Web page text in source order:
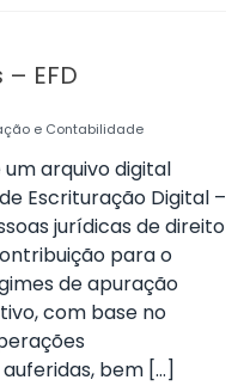
EFD
e Contabilidade
arquivo digital
Escrituração Digital –
jurídicas de direito
para o
de apuração
com base no
bem […]